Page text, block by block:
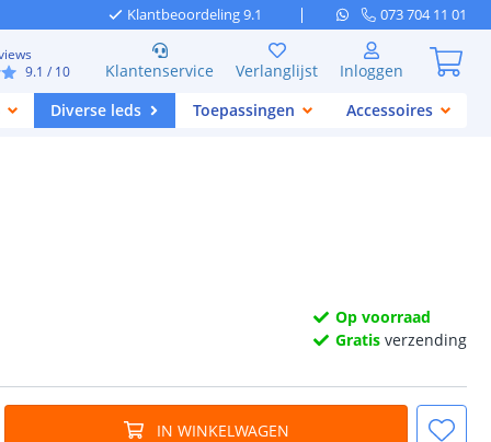
Klantbeoordeling 9.1 073 704 11 01
9.1 / 10 Klantenservice Verlanglijst
Inloggen
Diverse leds Toepassingen Accessoires
Op voorraad
Gratis verzending
IN WINKELWAGEN